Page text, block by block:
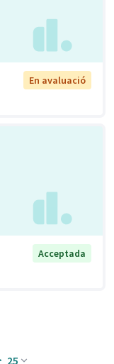
En avaluació
Acceptada
25